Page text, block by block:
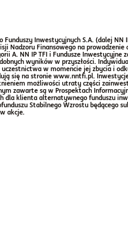
Inwestycyjnych S.A. (dalej NN
Nadzoru Finansowego na
A. NN IP TFI i Fundusze Inwestycyjne
wyników w przyszłości.
w momencie jej zbycia i
się na stronie www.nntfi.pl.
możliwości utraty części
zawarte są w Prospektach
klienta alternatywnego funduszu
Stabilnego Wzrostu będącego
akcje.